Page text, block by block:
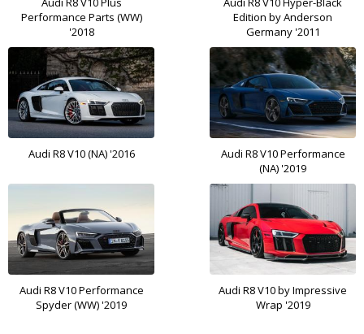
Performance Parts (WW)
'2018
Edition by Anderson
Germany '2011
Audi R8 V10 (NA) '2016
Audi R8 V10 Performance
(NA) '2019
Audi R8 V10 Performance
Spyder (WW) '2019
Audi R8 V10 by Impressive
Wrap '2019